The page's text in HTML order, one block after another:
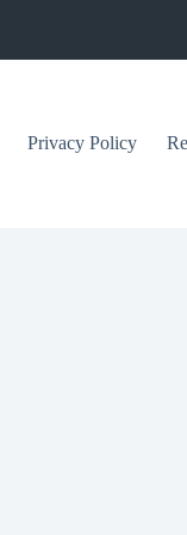
Privacy Policy